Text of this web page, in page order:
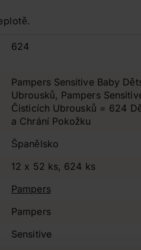
624
Pampers Sensitive Baby
Ubrousků, Pampers
Čisticích Ubrousků = 624
a Chrání Pokožku
Španělsko
12 x 52 ks, 624 ks
Pampers
Pampers
Sensitive